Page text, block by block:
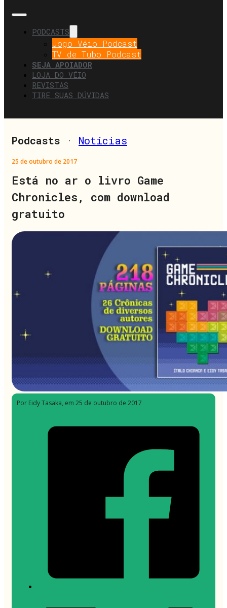
PODCASTS
Jogo Véio Podcast
TV de Tubo Podcast
SEJA APOIADOR
LOJA DO VÉIO
REVISTAS
TIRE SUAS DÚVIDAS
Podcasts · Notícias
25 de outubro de 2017
Está no ar o livro Game
Chronicles, com download
gratuito
Por Eidy Tasaka, em 25 de outubro de 2017